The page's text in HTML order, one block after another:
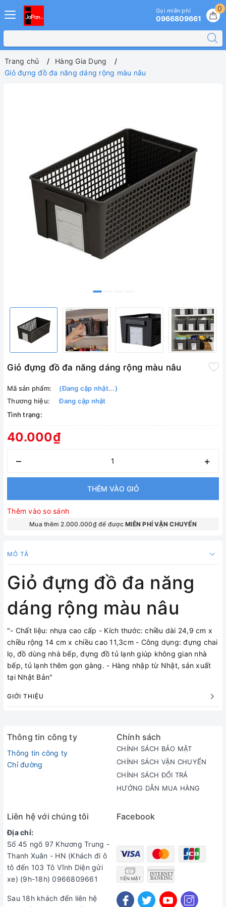
0
Gọi miễn phí
0966809661
Trang chủ
Hàng Gia Dụng
Giỏ đựng đồ đa năng dáng rộng màu nâu
Giỏ đựng đồ đa năng dáng rộng màu nâu
Mã sản phẩm:
(Đang cập nhật...)
Thương hiệu:
Đang cập nhật
Tình trạng:
40.000₫
– +
THÊM VÀO GIỎ
Thêm vào so sánh
Mua thêm 2.000.000₫ để đượcMIÊN PHÍ VẬN CHUYỂN
MÔ TẢ
Giỏ đựng đồ đa năng
dáng rộng màu nâu
"- Chất liệu: nhựa cao cấp - Kích thước: chiều dài 24,9 cm x
chiều rộng 14 cm x chiều cao 11,3cm - Công dụng: đựng chai
lọ, đồ dùng nhà bếp, đựng đồ tủ lạnh giúp không gian nhà
bếp, tủ lạnh thêm gọn gàng. - Hàng nhập từ Nhật, sản xuất
tại Nhật Bản"
GIỚI THIỆU
Thông tin công ty
Thông tin công ty
Chỉ đường
Chính sách
CHÍNH SÁCH BẢO MẬT
CHÍNH SÁCH VẬN CHUYỂN
CHÍNH SÁCH ĐỔI TRẢ
HƯỚNG DẪN MUA HÀNG
Liên hệ với chúng tôi
Địa chỉ:
Số 45 ngõ 97 Khương Trung -
Thanh Xuân - HN (Khách đi ô
tô đến 103 Tô Vĩnh Diện gửi
xe) (9h-18h) 0966809661
Sau 18h khách đến liên hệ
Facebook